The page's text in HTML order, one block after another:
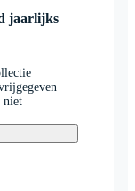
jaarlijks
niet